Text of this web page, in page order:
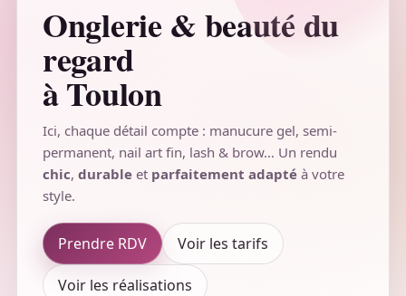
Onglerie & beauté du
regard
à Toulon
Ici, chaque détail compte : manucure gel, semi-
permanent, nail art fin, lash & brow… Un rendu
chic, durable et parfaitement adapté à votre
style.
Prendre RDV Voir les tarifs
Voir les réalisations